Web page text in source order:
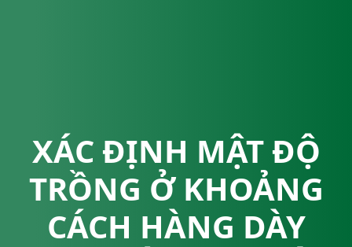
XÁC ĐỊNH MẬT ĐỘ
TRỒNG Ở KHOẢNG
CÁCH HÀNG DÀY